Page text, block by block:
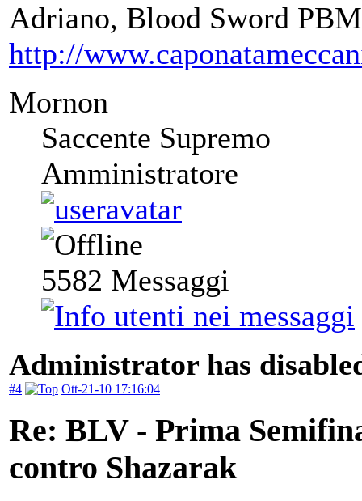
Adriano, Blood Sword PBM
http://
Mornon
Saccente Supremo
Amministratore
5582 Messaggi
Administrator has
#4 Ott-21-10 17:16:04
Re: BLV - Prima
contro Shazarak